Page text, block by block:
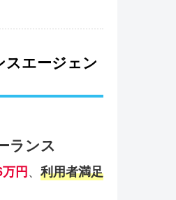
エージェン
ランス
円、 利用者満足